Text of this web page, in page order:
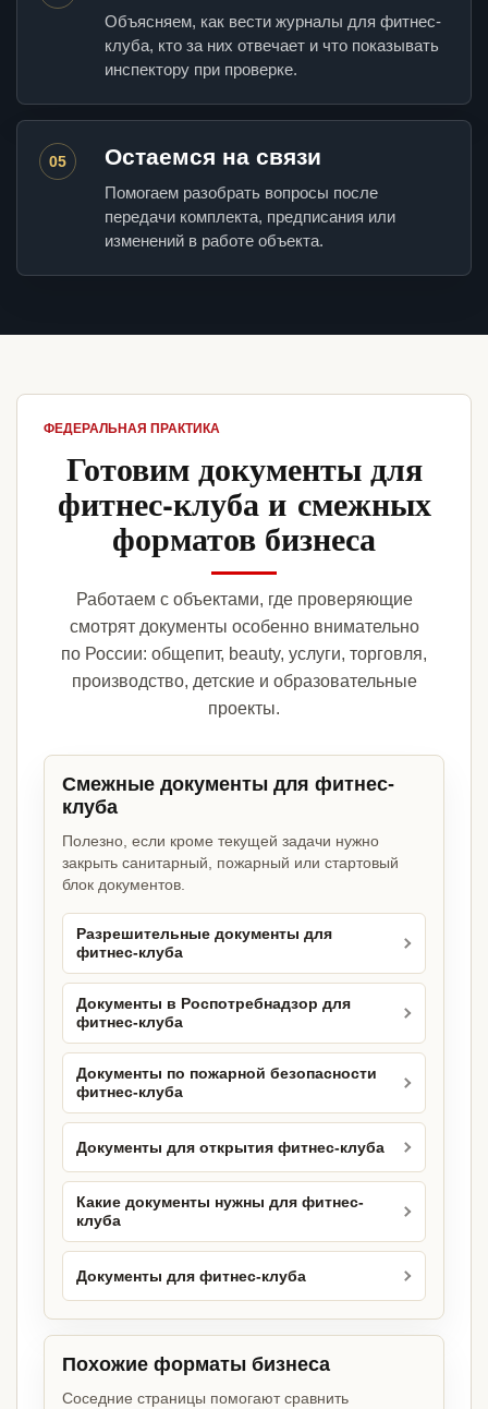
Объясняем, как вести журналы для фитнес-
клуба, кто за них отвечает и что показывать
инспектору при проверке.
05 Остаемся на связи
Помогаем разобрать вопросы после
передачи комплекта, предписания или
изменений в работе объекта.
ФЕДЕРАЛЬНАЯ ПРАКТИКА
Готовим документы для
фитнес-клуба и смежных
форматов бизнеса
Работаем с объектами, где проверяющие
смотрят документы особенно внимательно
по России: общепит, beauty, услуги, торговля,
производство, детские и образовательные
проекты.
Смежные документы для фитнес-
клуба
Полезно, если кроме текущей задачи нужно
закрыть санитарный, пожарный или стартовый
блок документов.
Разрешительные документы для
фитнес-клуба
Документы в Роспотребнадзор для
фитнес-клуба
Документы по пожарной безопасности
фитнес-клуба
Документы для открытия фитнес-клуба
Какие документы нужны для фитнес-
клуба
Документы для фитнес-клуба
Похожие форматы бизнеса
Соседние страницы помогают сравнить